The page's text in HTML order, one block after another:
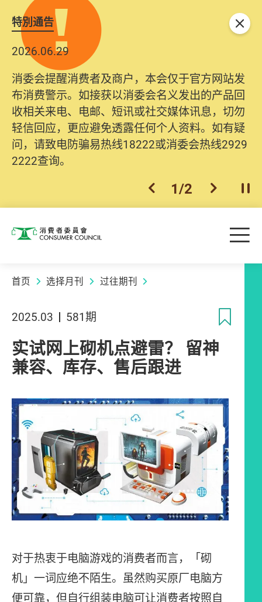
特別通告
2026.06.29
消委会提醒消费者及商户，本会仅于官方网站发
布消费警示。如接获以消委会名义发出的产品回
收相关来电、电邮、短讯或社交媒体讯息，切勿
轻信回应，更应避免透露任何个人资料。如有疑
问，请致电防骗易热线18222或消委会热线2929
2222查询。
上一个
1/2 下一个开
关闭
消费者委员会 目
首页 选择月刊 过往期刊
2025.03 581期
实试网上砌机点避雷？ 留神
兼容、库存、售后跟进
对于热衷于电脑游戏的消费者而言，「砌
机」一词应绝不陌生。虽然购买原厂电脑方
便可靠，但自行组装电脑可让消费者按照自